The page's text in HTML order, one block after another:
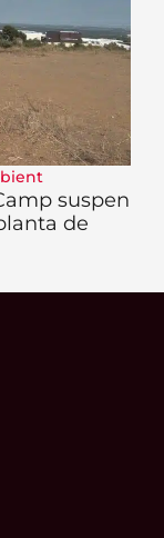
suspen
de